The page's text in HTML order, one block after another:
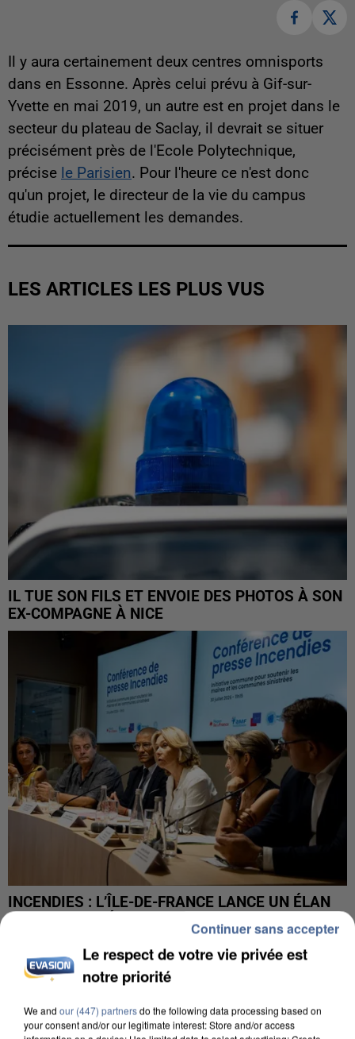
Il y aura certainement deux centres omnisports
dans en Essonne. Après celui prévu à Gif-sur-
Yvette en mai 2019, un autre est en projet dans le
secteur du plateau de Saclay, il devrait se situer
précisément près de l'Ecole Polytechnique,
précise le Parisien. Pour l'heure ce n'est donc
qu'un projet, le directeur de la vie du campus
étudie actuellement les demandes.
LES ARTICLES LES PLUS VUS
IL TUE SON FILS ET ENVOIE DES PHOTOS À SON
EX-COMPAGNE À NICE
INCENDIES : L’ÎLE-DE-FRANCE LANCE UN ÉLAN
DE SOLIDARITÉ AVEC LES...
Le respect de votre vie privée est
notre priorité
We and our (447) partnersdo the following data processing based on
your consent and/or our legitimate interest: Store and/or access
Continuer sans accepter